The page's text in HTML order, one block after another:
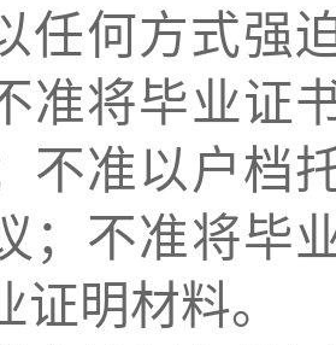
任何方式强
准将毕业证
不准以户档
；不准将毕
证明材料。